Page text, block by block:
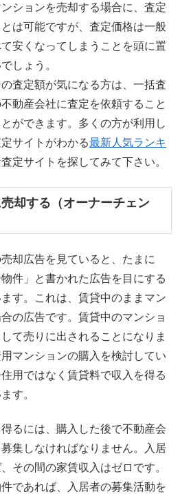
ションを売却する場合に、査定
は可能ですが、査定価格は一般
安くなってしまうことを頭に置
しょう。
査定額が気になる方は、一括査
動産会社に査定を依頼すること
ができます。多くの方が利用し
サイトがわかる最新人気ランキ
定サイトを探してみて下さい。
却する（オーナーチェン
却広告を見ていると、たまに
物件」と書かれた広告を目にする
す。これは、賃貸中のままマン
の広告です。賃貸中のマンショ
て売りに出されることになりま
マンションの購入を検討してい
用ではなく賃貸料で収入を得る
す。
るには、購入した後で不動産会
集しなければなりません。入居
その間の家賃収入はゼロです。
であれば、入居者の募集活動を